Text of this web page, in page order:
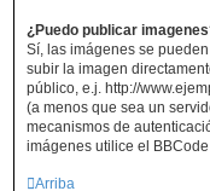
¿Puedo publicar
Sí, las imágenes se
subir la imagen
público, e.j. http://
(a menos que sea un
mecanismos de
imágenes utilice el
Arriba